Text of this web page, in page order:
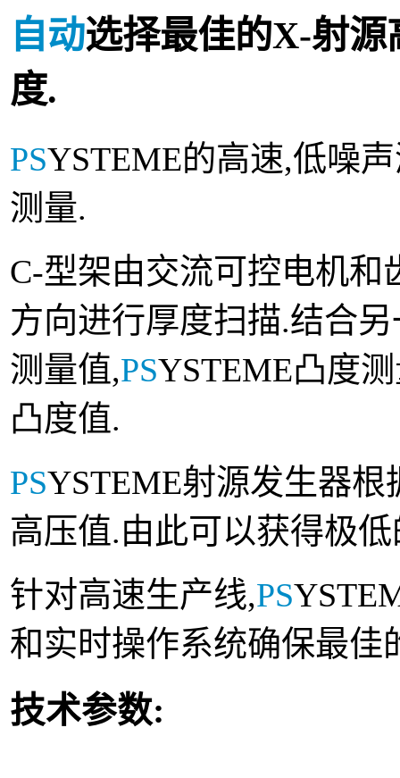
自动选择最佳的X-射
度.
PSYSTEME的高速,低噪
测量.
C-型架由交流可控电机
方向进行厚度扫描.结合
测量值,PSYSTEME凸度
凸度值.
PSYSTEME射源发生器
高压值.由此可以获得极
针对高速生产线,PS
和实时操作系统确保最
技术参数: